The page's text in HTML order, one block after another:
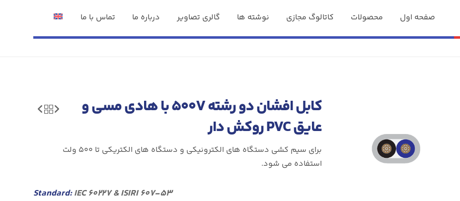
صفحه اول محصولات کاتالوگ مجازی نوشته ها گالری تصاویر درباره ما تماس با ما
کابل افشان دو رشته ۵۰۰V با هادی مسی و
عایق PVC روکش دار
برای سیم کشی دستگاه های الکترونیکی و دستگاه های الکتریکی تا ۵۰۰ ولت
استفاده می شود.
Standard:IEC ۶۰۲۲۷ & ISIRI ۶۰۷-۵۳